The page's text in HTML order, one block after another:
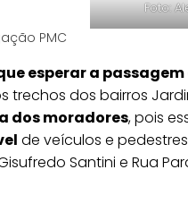
Foto:
PMC
esperar a
trechos dos bairros
dos moradores, pois
de veículos e
Santini e Rua